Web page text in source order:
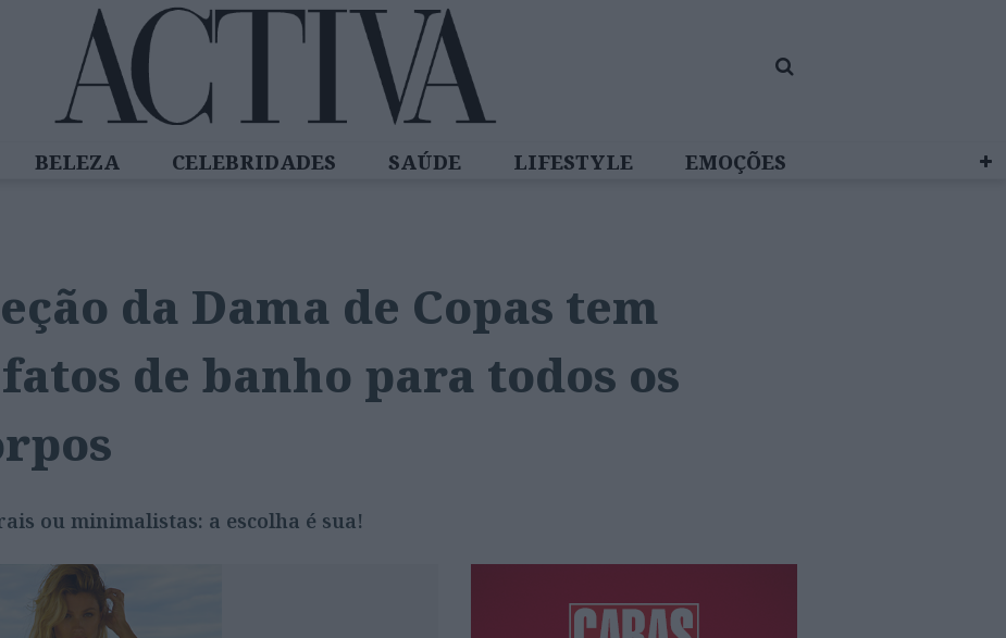
BELEZA CELEBRIDADES SAÚDE LIFESTYLE
EMOÇÕES
da Dama de Copas tem
de banho para todos os
ou minimalistas: a escolha é sua!